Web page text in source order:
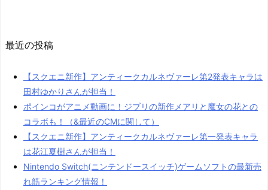
最近の投稿
【スクエニ新作】アンティークカルネヴァーレ第2発表キャラは
田村ゆかりさんが担当！
ポインコがアニメ動画に！ジブリの新作メアリと魔女の花との
コラボも！（&最近のCMに関して）
【スクエニ新作】アンティークカルネヴァーレ第一発表キャラ
は花江夏樹さんが担当！
Nintendo Switch(ニンテンドースイッチ)ゲームソフトの最新売
れ筋ランキング情報！